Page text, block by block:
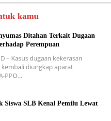
kamu
Ditahan Terkait Dugaan
Perempuan
– Kasus dugaan kekerasan
diungkap aparat
PPO…
Siswa SLB Kenal Pemilu Lewat